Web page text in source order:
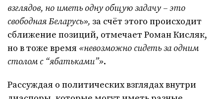
взглядов, но иметь одну общую задачу – это
свободная Беларусь», за счёт этого происходит
сближение позиций, отмечает Роман Кисляк,
но в тоже время «невозможно сидеть за одним
столом с “ябатьками”».
Рассуждая о политических взглядах внутри